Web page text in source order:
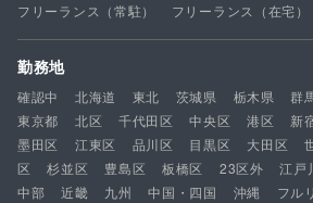
フリーランス（常駐） フリーランス（在宅）
勤務地
確認中 北海道 東北 茨城県 栃木県 群
東京都
北区 千代田区 中央区 港区 新
墨田区
江東区 品川区 目黒区 大田区
区
杉並区 豊島区 板橋区 23区外 江戸
中部
近畿 九州 中国・四国 沖縄 フル